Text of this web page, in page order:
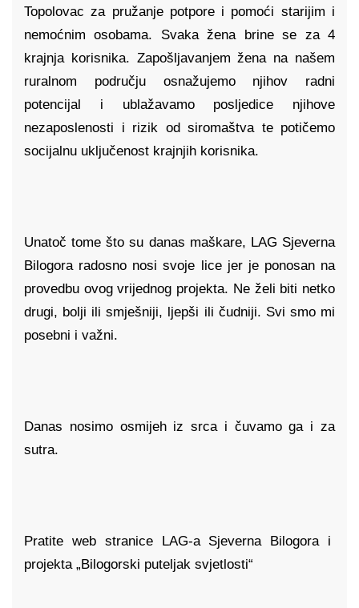
Topolovac za pružanje potpore i pomoći starijim i
nemoćnim osobama. Svaka žena brine se za 4
krajnja korisnika. Zapošljavanjem žena na našem
ruralnom području osnažujemo njihov radni
potencijal i ublažavamo posljedice njihove
nezaposlenosti i rizik od siromaštva te potičemo
socijalnu uključenost krajnjih korisnika.
Unatoč tome što su danas maškare, LAG Sjeverna
Bilogora radosno nosi svoje lice jer je ponosan na
provedbu ovog vrijednog projekta. Ne želi biti netko
drugi, bolji ili smješniji, ljepši ili čudniji. Svi smo mi
posebni i važni.
Danas nosimo osmijeh iz srca i čuvamo ga i za
sutra.
Pratite web stranice LAG-a Sjeverna Bilogora i
projekta „Bilogorski puteljak svjetlosti“